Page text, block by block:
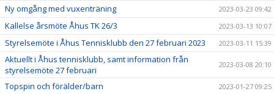
Ny omgång med vuxenträning 2023-03-23 09:42
Kallelse årsmöte Åhus TK 26/3 2023-03-13 10:07
Styrelsemöte i Åhus Tennisklubb den 27 februari 2023 2023-03-11 15:39
Aktuellt i Åhus tennisklubb, samt information från
styrelsemöte 27 februari
2023-03-08 20:10
Topspin och förälder/barn 2023-01-27 09:25